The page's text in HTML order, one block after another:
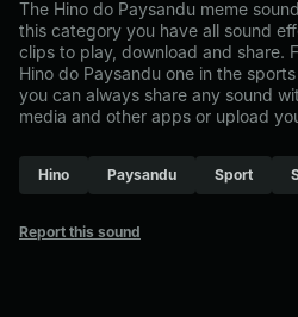
The Hino do Paysandu meme
this category you have all sound
clips to play, download and share.
Hino do Paysandu one in the
you can always share any sound
media and other apps or upload
Hino Paysandu Sport
Report this sound